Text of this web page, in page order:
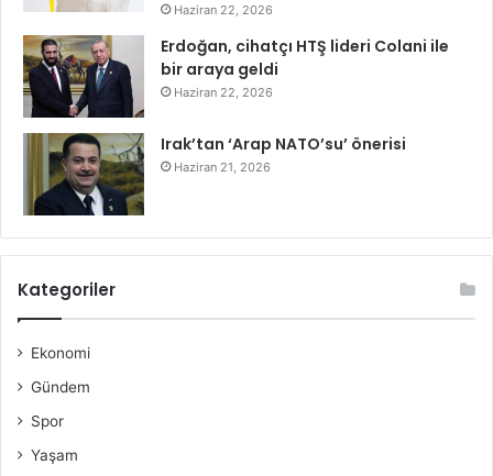
Haziran 22, 2026
Erdoğan, cihatçı HTŞ lideri Colani ile
bir araya geldi
Haziran 22, 2026
Irak’tan ‘Arap NATO’su’ önerisi
Haziran 21, 2026
Kategoriler
Ekonomi
Gündem
Spor
Yaşam